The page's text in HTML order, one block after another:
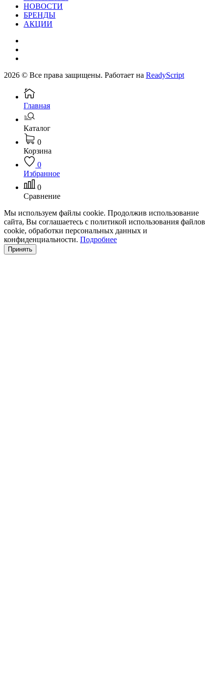
НОВОСТИ
БРЕНДЫ
АКЦИИ
2026 © Все права защищены. Работает на ReadyScript
Главная
Каталог
0
Корзина
0
Избранное
0
Сравнение
Мы используем файлы cookie. Продолжив использование
сайта, Вы соглашаетесь с политикой использования файлов
cookie, обработки персональных данных и
конфиденциальности. Подробнее
Принять